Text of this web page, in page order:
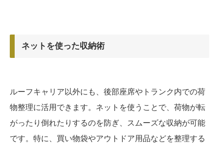
ネットを使った収納術
ルーフキャリア以外にも、後部座席やトランク内での荷
物整理に活用できます。ネットを使うことで、荷物が転
がったり倒れたりするのを防ぎ、スムーズな収納が可能
です。特に、買い物袋やアウトドア用品などを整理する